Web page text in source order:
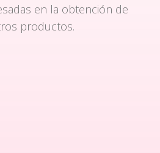
en la obtención de
productos.